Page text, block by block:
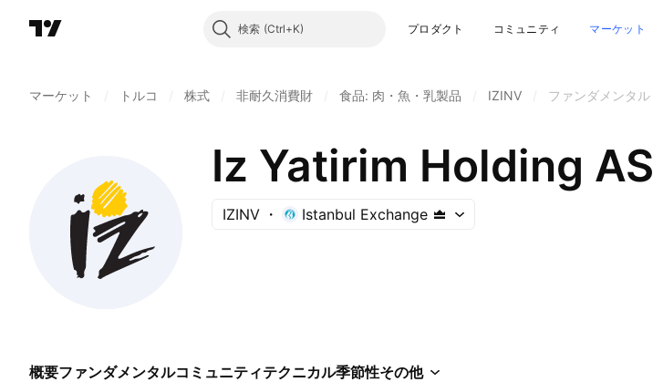
検索 プロダクト コミュニティ マーケット
マーケット トルコ 株式 非耐久消費財 食品: 肉・魚・乳製品 IZINV ファンダメンタル
Iz Yatirim Holding AS
IZINV Istanbul Exchange
概要ファンダメンタルコミュニティテクニカル季節性その他